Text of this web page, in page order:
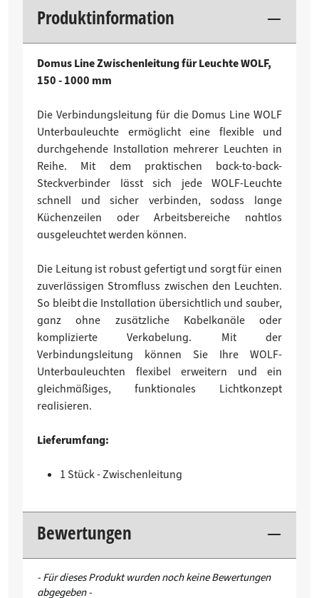
Produktinformation
Domus Line Zwischenleitung für Leuchte WOLF,
150 - 1000 mm
Die Verbindungsleitung für die Domus Line WOLF
Unterbauleuchte ermöglicht eine flexible und
durchgehende Installation mehrerer Leuchten in
Reihe. Mit dem praktischen back-to-back-
Steckverbinder lässt sich jede WOLF-Leuchte
schnell und sicher verbinden, sodass lange
Küchenzeilen oder Arbeitsbereiche nahtlos
ausgeleuchtet werden können.
Die Leitung ist robust gefertigt und sorgt für einen
zuverlässigen Stromfluss zwischen den Leuchten.
So bleibt die Installation übersichtlich und sauber,
ganz ohne zusätzliche Kabelkanäle oder
komplizierte Verkabelung. Mit der
Verbindungsleitung können Sie Ihre WOLF-
Unterbauleuchten flexibel erweitern und ein
gleichmäßiges, funktionales Lichtkonzept
realisieren.
Lieferumfang:
1 Stück - Zwischenleitung
Bewertungen
- Für dieses Produkt wurden noch keine Bewertungen
abgegeben -
New content loaded